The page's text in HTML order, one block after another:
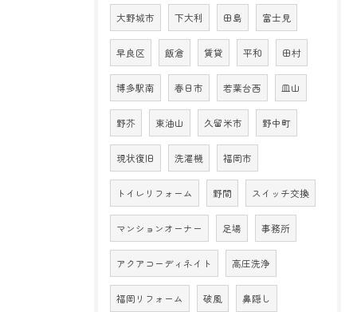
大野城市 下大利 田島 富士見
早良区 飯倉 賃貸 平和 田村
博多駅南 春日市 若葉台西 皿山
野芥 東油山 久留米市 野中町
現状復旧 洗濯機 福岡市
トイレリフォーム 野間 スイッチ交換
マンションオーナー 足場 事務所
アクアコーディネイト 高圧洗浄
福岡リフォーム 破風 鼻隠し